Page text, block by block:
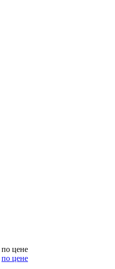
по цене
по цене